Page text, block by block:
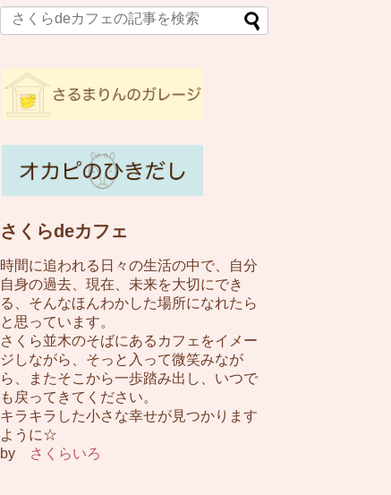
さくらdeカフェ
時間に追われる日々の生活の中で、自分
自身の過去、現在、未来を大切にでき
る、そんなほんわかした場所になれたら
と思っています。
さくら並木のそばにあるカフェをイメー
ジしながら、そっと入って微笑みなが
ら、またそこから一歩踏み出し、いつで
も戻ってきてください。
キラキラした小さな幸せが見つかります
ように☆
by
さくらいろ